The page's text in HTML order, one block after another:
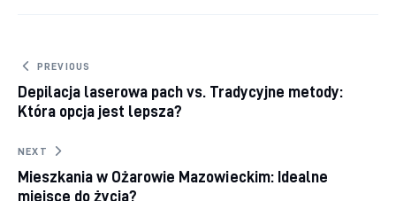
Nawigacja wpisu
PREVIOUS
Depilacja laserowa pach vs. Tradycyjne metody:
Która opcja jest lepsza?
NEXT
Mieszkania w Ożarowie Mazowieckim: Idealne
miejsce do życia?